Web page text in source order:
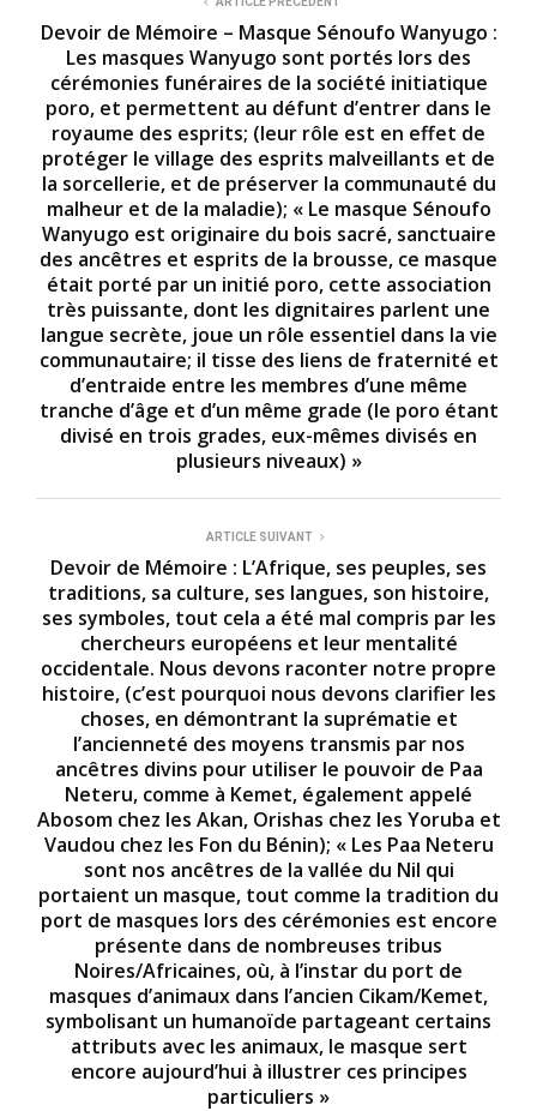
Devoir de Mémoire – Masque Sénoufo Wanyugo :
Les masques Wanyugo sont portés lors des
cérémonies funéraires de la société initiatique
poro, et permettent au défunt d’entrer dans le
royaume des esprits; (leur rôle est en effet de
protéger le village des esprits malveillants et de
la sorcellerie, et de préserver la communauté du
malheur et de la maladie); « Le masque Sénoufo
Wanyugo est originaire du bois sacré, sanctuaire
des ancêtres et esprits de la brousse, ce masque
était porté par un initié poro, cette association
très puissante, dont les dignitaires parlent une
langue secrète, joue un rôle essentiel dans la vie
communautaire; il tisse des liens de fraternité et
d’entraide entre les membres d’une même
tranche d’âge et d’un même grade (le poro étant
divisé en trois grades, eux-mêmes divisés en
plusieurs niveaux) »
ARTICLE SUIVANT
Devoir de Mémoire : L’Afrique, ses peuples, ses
traditions, sa culture, ses langues, son histoire,
ses symboles, tout cela a été mal compris par les
chercheurs européens et leur mentalité
occidentale. Nous devons raconter notre propre
histoire, (c’est pourquoi nous devons clarifier les
choses, en démontrant la suprématie et
l’ancienneté des moyens transmis par nos
ancêtres divins pour utiliser le pouvoir de Paa
Neteru, comme à Kemet, également appelé
Abosom chez les Akan, Orishas chez les Yoruba et
Vaudou chez les Fon du Bénin); « Les Paa Neteru
sont nos ancêtres de la vallée du Nil qui
portaient un masque, tout comme la tradition du
port de masques lors des cérémonies est encore
présente dans de nombreuses tribus
Noires/Africaines, où, à l’instar du port de
masques d’animaux dans l’ancien Cikam/Kemet,
symbolisant un humanoïde partageant certains
attributs avec les animaux, le masque sert
encore aujourd’hui à illustrer ces principes
particuliers »